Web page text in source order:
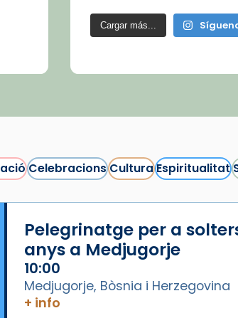
Cargar más...
CelebracionsCulturaEspiritualitat
Pelegrinatge per a
anys a Medjugorje
10:00
Medjugorje, Bòsnia i Herzegovina
+ info